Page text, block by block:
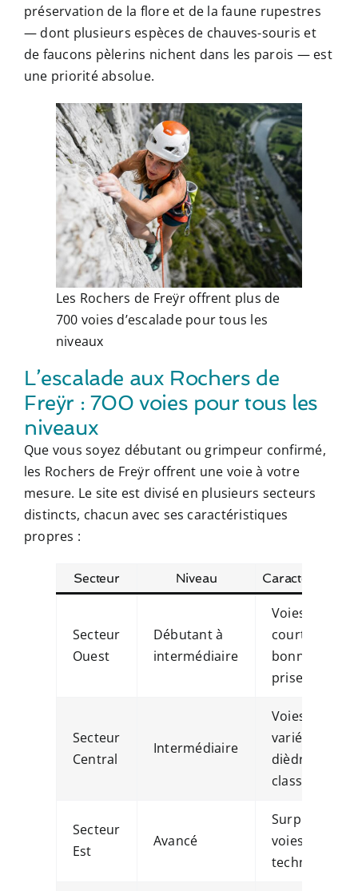
préservation de la flore et de la faune rupestres
— dont plusieurs espèces de chauves-souris et
de faucons pèlerins nichent dans les parois — est
une priorité absolue.
Les Rochers de Freÿr offrent plus de
700 voies d’escalade pour tous les
niveaux
L’escalade aux Rochers de
Freÿr : 700 voies pour tous les
niveaux
Que vous soyez débutant ou grimpeur confirmé,
les Rochers de Freÿr offrent une voie à votre
mesure. Le site est divisé en plusieurs secteurs
distincts, chacun avec ses caractéristiques
propres :
Secteur Niveau Caractéristiques
Secteur
Ouest
Débutant à
intermédiaire
Voies
courtes,
bonnes
prises
Secteur
Central
Intermédiaire
Voies
variées,
dièdres
classiques
Secteur
Est
Avancé
Surplombs,
voies
techniques